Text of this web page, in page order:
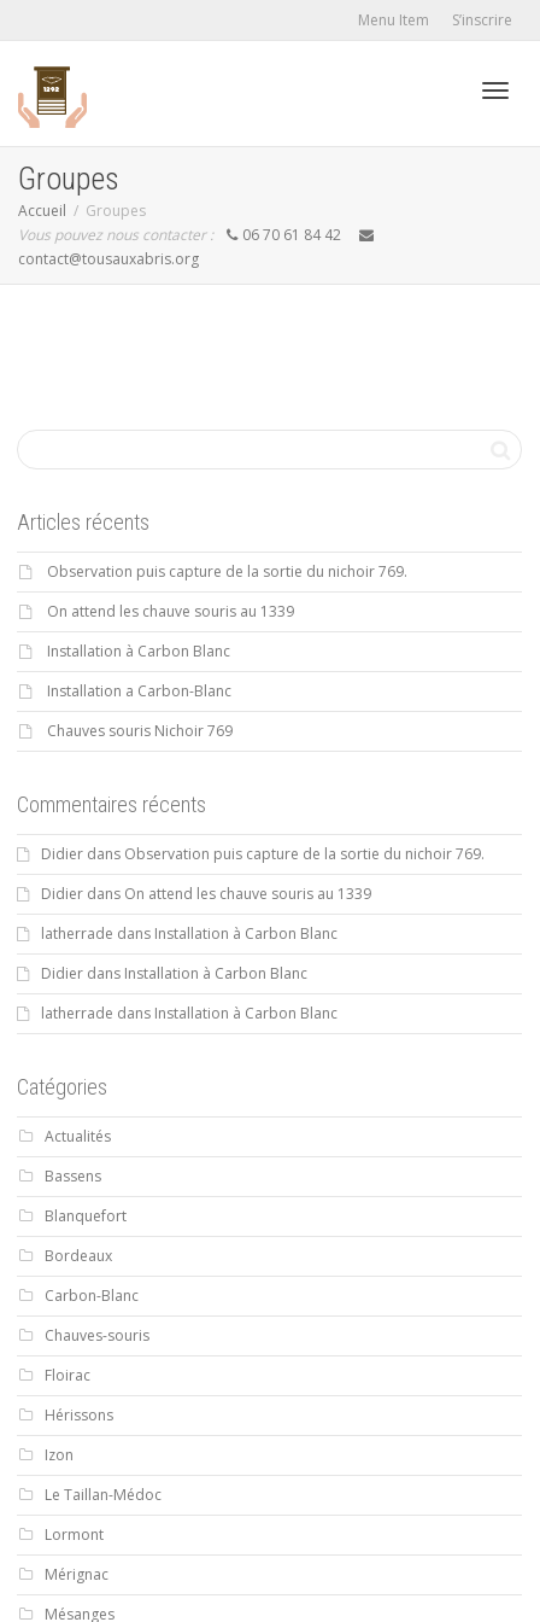
Menu Item S’inscrire
Groupes
Accueil
Groupes
Vous pouvez nous contacter :
06 70 61 84 42
contact@tousauxabris.org
Articles récents
Observation puis capture de la sortie du nichoir 769.
On attend les chauve souris au 1339
Installation à Carbon Blanc
Installation a Carbon-Blanc
Chauves souris Nichoir 769
Commentaires récents
Didier dans Observation puis capture de la sortie du nichoir 769.
Didier dans On attend les chauve souris au 1339
latherrade dans Installation à Carbon Blanc
Didier dans Installation à Carbon Blanc
latherrade dans Installation à Carbon Blanc
Catégories
Actualités
Bassens
Blanquefort
Bordeaux
Carbon-Blanc
Chauves-souris
Floirac
Hérissons
Izon
Le Taillan-Médoc
Lormont
Mérignac
Mésanges